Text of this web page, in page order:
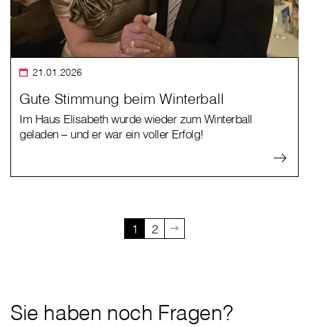
21.01.2026
Gute Stimmung beim Winterball
Im Haus Elisabeth wurde wieder zum Winterball
geladen – und er war ein voller Erfolg!
1 2
Sie haben noch Fragen?